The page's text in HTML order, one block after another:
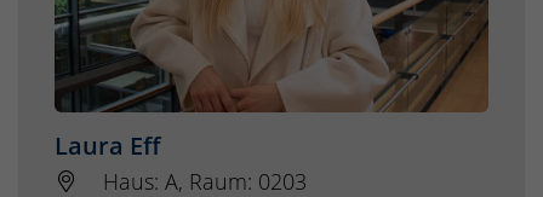
Laura Eff
Haus: A, Raum: 0203